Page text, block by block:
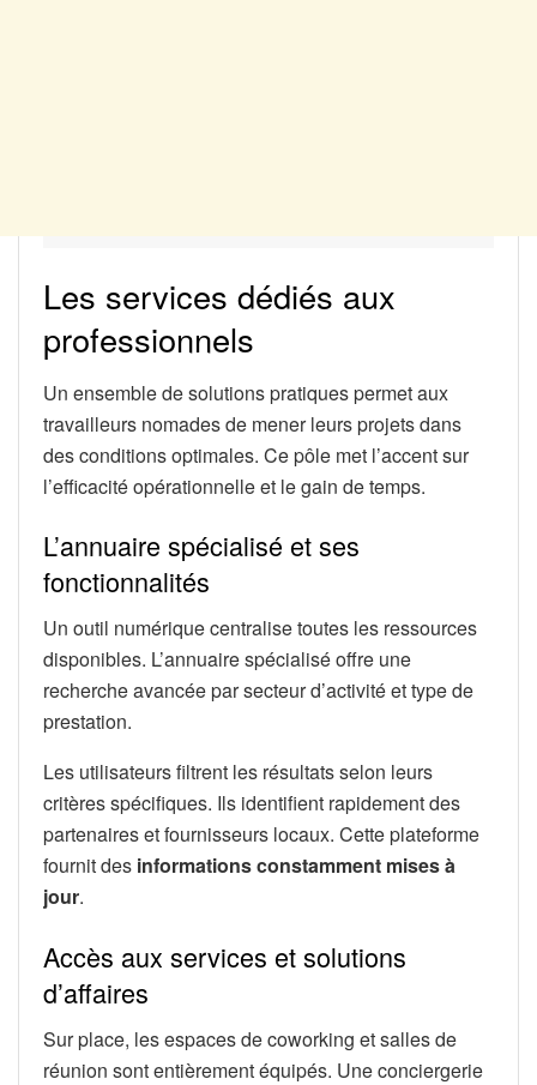
Les services dédiés aux
professionnels
Un ensemble de solutions pratiques permet aux
travailleurs nomades de mener leurs projets dans
des conditions optimales. Ce pôle met l’accent sur
l’efficacité opérationnelle et le gain de temps.
L’annuaire spécialisé et ses
fonctionnalités
Un outil numérique centralise toutes les ressources
disponibles. L’annuaire spécialisé offre une
recherche avancée par secteur d’activité et type de
prestation.
Les utilisateurs filtrent les résultats selon leurs
critères spécifiques. Ils identifient rapidement des
partenaires et fournisseurs locaux. Cette plateforme
fournit des informations constamment mises à
jour.
Accès aux services et solutions
d’affaires
Sur place, les espaces de coworking et salles de
réunion sont entièrement équipés. Une conciergerie